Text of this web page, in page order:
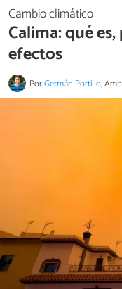
Cambio climático
Calima: qué
efectos
PorGermán Portillo,